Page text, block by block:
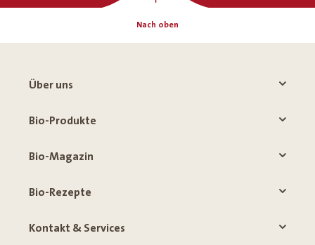
Nach oben
Über uns
Bio-Produkte
Bio-Magazin
Bio-Rezepte
Kontakt & Services